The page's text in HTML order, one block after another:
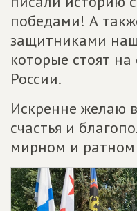
победами! А
защитниками
которые стоят
России.
Искренне желаю
счастья и
мирном и ратном